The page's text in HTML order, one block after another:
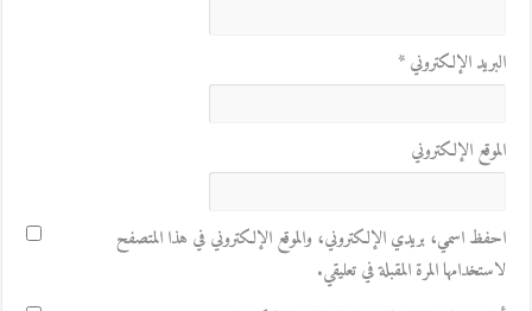
البريد الإلكتروني*
الموقع الإلكتروني
احفظ اسمي، بريدي الإلكتروني، والموقع الإلكتروني في هذا المتصفح
لاستخدامها المرة المقبلة في تعليقي.